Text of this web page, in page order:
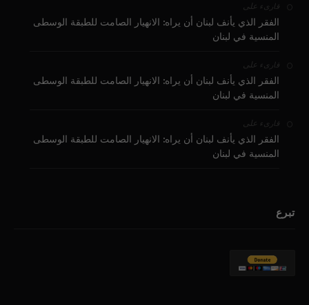
قارىء على
الفقر الذي يأنف لبنان أن يراه: الانهيار الصامت للطبقة الوسطى
المنسية في لبنان
قارىء على
الفقر الذي يأنف لبنان أن يراه: الانهيار الصامت للطبقة الوسطى
المنسية في لبنان
قارىء على
الفقر الذي يأنف لبنان أن يراه: الانهيار الصامت للطبقة الوسطى
المنسية في لبنان
تبرع